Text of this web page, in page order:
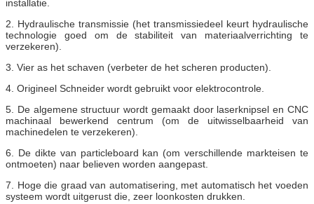
installatie.
2. Hydraulische transmissie (het transmissiedeel keurt hydraulische
technologie goed om de stabiliteit van materiaalverrichting te
verzekeren).
3. Vier as het schaven (verbeter de het scheren producten).
4. Origineel Schneider wordt gebruikt voor elektrocontrole.
5. De algemene structuur wordt gemaakt door laserknipsel en CNC
machinaal bewerkend centrum (om de uitwisselbaarheid van
machinedelen te verzekeren).
6. De dikte van particleboard kan (om verschillende markteisen te
ontmoeten) naar believen worden aangepast.
7. Hoge die graad van automatisering, met automatisch het voeden
systeem wordt uitgerust die, zeer loonkosten drukken.